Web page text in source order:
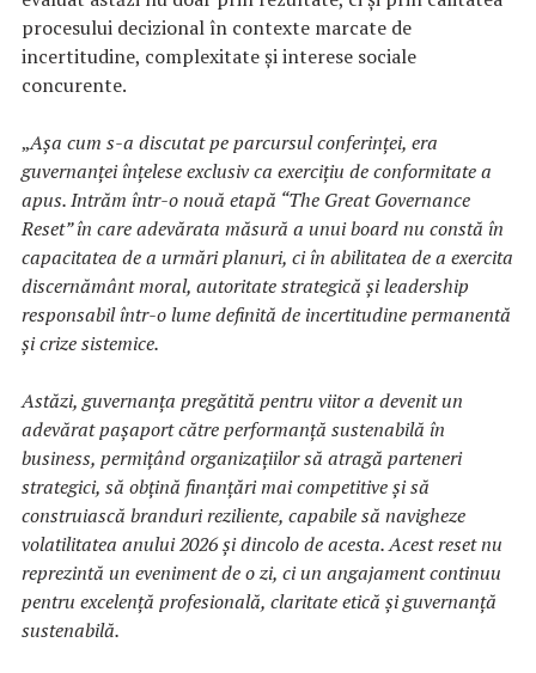
procesului decizional în contexte marcate de
incertitudine, complexitate și interese sociale
concurente.
„Așa cum s-a discutat pe parcursul conferinței, era
guvernanței înțelese exclusiv ca exercițiu de conformitate a
apus. Intrăm într-o nouă etapă “The Great Governance
Reset” în care adevărata măsură a unui board nu constă în
capacitatea de a urmări planuri, ci în abilitatea de a exercita
discernământ moral, autoritate strategică și leadership
responsabil într-o lume definită de incertitudine permanentă
și crize sistemice.
Astăzi, guvernanța pregătită pentru viitor a devenit un
adevărat pașaport către performanță sustenabilă în
business, permițând organizațiilor să atragă parteneri
strategici, să obțină finanțări mai competitive și să
construiască branduri reziliente, capabile să navigheze
volatilitatea anului 2026 și dincolo de acesta. Acest reset nu
reprezintă un eveniment de o zi, ci un angajament continuu
pentru excelență profesională, claritate etică și guvernanță
sustenabilă.